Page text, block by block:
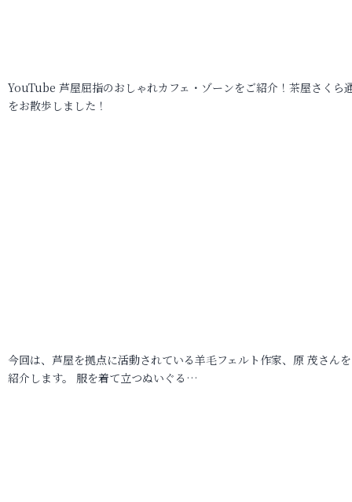
YouTube 芦屋屈指のおしゃれカフェ・ゾーンをご紹介！茶屋さくら
をお散歩しました！
今回は、芦屋を拠点に活動されている羊毛フェルト作家、原 茂さん
紹介します。 服を着て立つぬいぐる…